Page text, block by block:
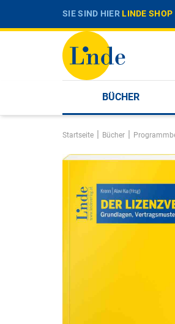
SIE SIND HIERLINDE SHOP
BÜCHER
Startseite | Bücher |